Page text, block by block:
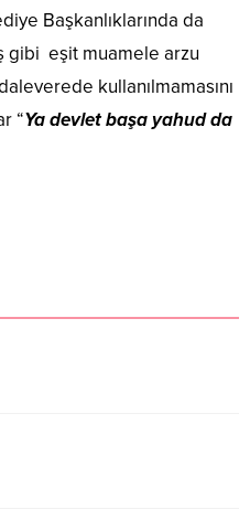
Başkanlıklarında da
gibi eşit muamele arzu
kullanılmamasını
“Ya devlet başa yahud da